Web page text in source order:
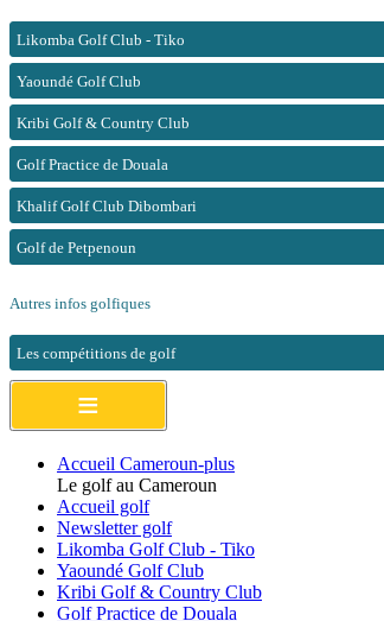
Likomba Golf Club - Tiko
Yaoundé Golf Club
Kribi Golf & Country Club
Golf Practice de Douala
Khalif Golf Club Dibombari
Golf de Petpenoun
Autres infos golfiques
Les compétitions de golf
≡
Accueil Cameroun-plus
Le golf au Cameroun
Accueil golf
Newsletter golf
Likomba Golf Club - Tiko
Yaoundé Golf Club
Kribi Golf & Country Club
Golf Practice de Douala